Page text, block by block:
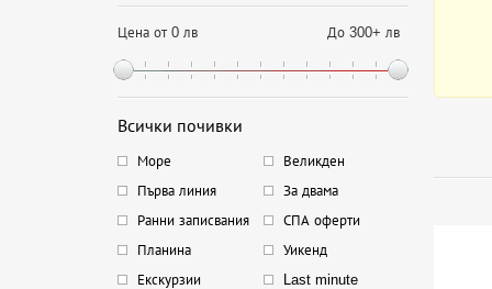
Цена от 0 лв До 300+ лв
Всички почивки
Море
Великден
Първа линия
За двама
Ранни записвания
СПА оферти
Планина
Уикенд
Екскурзии
Last minute